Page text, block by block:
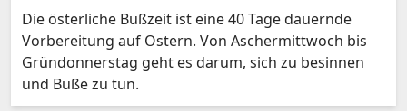
Die österliche Bußzeit ist eine 40 Tage dauernde
Vorbereitung auf Ostern. Von Aschermittwoch bis
Gründonnerstag geht es darum, sich zu besinnen
und Buße zu tun.